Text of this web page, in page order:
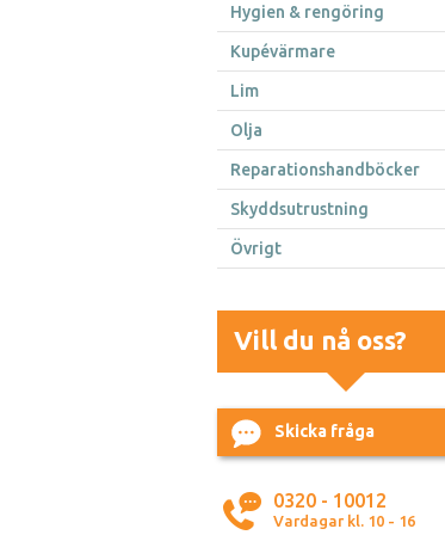
Hygien & rengöring
Kupévärmare
Lim
Olja
Reparationshandböcker
Skyddsutrustning
Övrigt
Vill du nå oss?
Skicka fråga
0320 - 10012
Vardagar kl. 10 - 16